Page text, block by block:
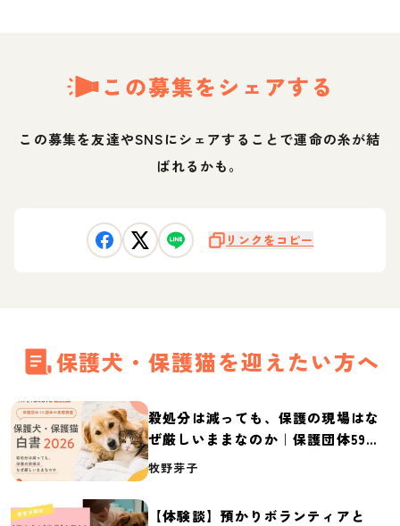
この募集をシェアする
この募集を友達やSNSにシェアすることで運命の糸が結
ばれるかも。
リンクをコピー
保護犬・保護猫を迎えたい方へ
殺処分は減っても、保護の現場はな
ぜ厳しいままなのか｜保護団体59団
体の実態調査【保護犬・保護猫白書
牧野芽子
【体験談】預かりボランティアと